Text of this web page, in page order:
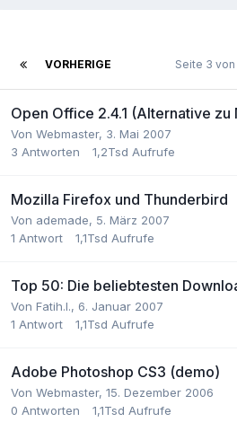
VORHERIGE Seite 3 von
Open Office 2.4.1 (Alternative
Von Webmaster, 3. Mai 2007
3 Antworten 1,2Tsd Aufrufe
Mozilla Firefox und Thunderbird
Von ademade, 5. März 2007
1 Antwort 1,1Tsd Aufrufe
Top 50: Die beliebtesten
Von Fatih.I., 6. Januar 2007
1 Antwort 1,1Tsd Aufrufe
Adobe Photoshop CS3 (demo)
Von Webmaster, 15. Dezember 2006
0 Antworten 1,1Tsd Aufrufe